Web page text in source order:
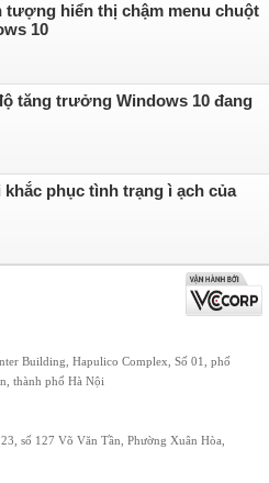
tượng hiển thị chậm menu chuột
10
tăng trưởng Windows 10 đang
phục tình trạng ì ạch của
Building, Hapulico Complex, Số 01, phố
thành phố Hà Nội
số 127 Võ Văn Tần, Phường Xuân Hòa,